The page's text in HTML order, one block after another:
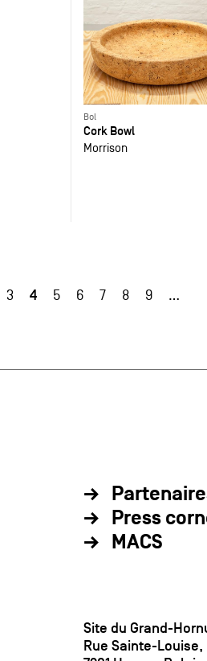
Bol
Cork Bowl
Morrison
3 4 5 6 7 8 9 …
Press
MACS
Site du Grand-
Rue Sainte-Louise,